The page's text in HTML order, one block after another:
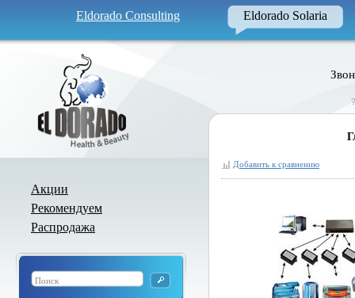
Eldorado Consulting Eldorado Solaria
Акции
Рекомендуем
Распродажа
Добавить к сравнению